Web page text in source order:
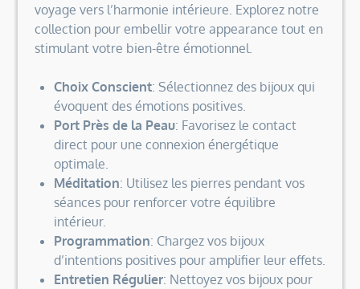
voyage vers l’harmonie intérieure. Explorez notre
collection pour embellir votre appearance tout en
stimulant votre bien-être émotionnel.
Choix Conscient: Sélectionnez des bijoux qui
évoquent des émotions positives.
Port Près de la Peau: Favorisez le contact
direct pour une connexion énergétique
optimale.
Méditation: Utilisez les pierres pendant vos
séances pour renforcer votre équilibre
intérieur.
Programmation: Chargez vos bijoux
d’intentions positives pour amplifier leur effets.
Entretien Régulier: Nettoyez vos bijoux pour